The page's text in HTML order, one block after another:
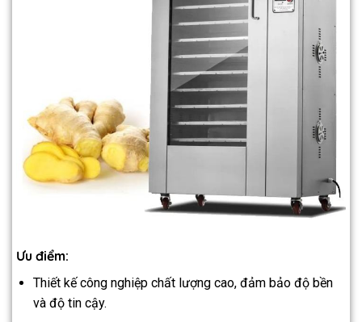
Ưu điểm:
Thiết kế công nghiệp chất lượng cao, đảm bảo độ bền
và độ tin cậy.